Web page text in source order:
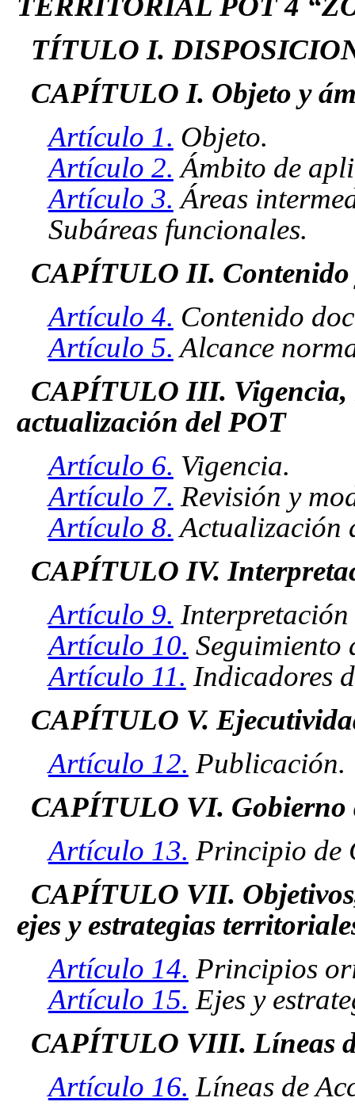
TÍTULO I.
CAPÍTULO I. Objeto y
Artículo 1. Objeto.
Artículo 2. Ámbito de
Artículo 3. Áreas
Subáreas funcionales.
CAPÍTULO II. Contenido
Artículo 4. Contenido
Artículo 5. Alcance
CAPÍTULO III. Vigencia,
actualización del POT
Artículo 6. Vigencia.
Artículo 7. Revisión y
Artículo 8. Actualización
CAPÍTULO IV.
Artículo 9. Interpretación
Artículo 10. Seguimiento
Artículo 11. Indicadores
CAPÍTULO V.
Artículo 12. Publicación.
CAPÍTULO VI. Gobierno
Artículo 13. Principio de
CAPÍTULO VII.
ejes y estrategias
Artículo 14. Principios
Artículo 15. Ejes y
CAPÍTULO VIII. Líneas
Artículo 16. Líneas de